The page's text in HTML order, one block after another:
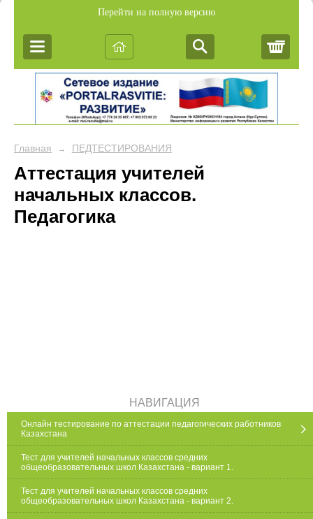
Перейти на полную версию
Главная → ПЕДТЕСТИРОВАНИЯ
Аттестация учителей
начальных классов.
Педагогика
НАВИГАЦИЯ
Онлайн тестирование по аттестации педагогических работников
Казахстана
Тест для учителей начальных классов средних
общеобразовательных школ Казахстана - вариант 1.
Тест для учителей начальных классов средних
общеобразовательных школ Казахстана - вариант 2.